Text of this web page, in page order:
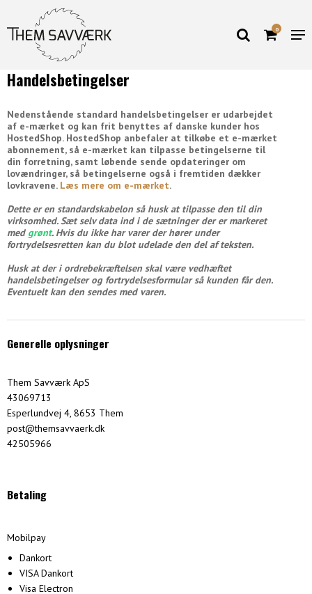
0
Handelsbetingelser
Nedenstående standard handelsbetingelser er udarbejdet
af e-mærket og kan frit benyttes af danske kunder hos
HostedShop. HostedShop anbefaler at tilkøbe et e-mærket
abonnement, så e-mærket kan tilpasse betingelserne til
din forretning, samt løbende sende opdateringer om
lovændringer, så betingelserne også i fremtiden dækker
lovkravene. Læs mere om e-mærket.
Dette er en standardskabelon så husk at tilpasse den til din
virksomhed. Sæt selv data ind i de sætninger der er markeret
med grønt. Hvis du ikke har varer der hører under
fortrydelsesretten kan du blot udelade den del af teksten.
Husk at der i ordrebekræftelsen skal være vedhæftet
handelsbetingelser og fortrydelsesformular så kunden får den.
Eventuelt kan den sendes med varen.
Generelle oplysninger
Them Savværk ApS
43069713
Esperlundvej 4, 8653 Them
post@themsavvaerk.dk
42505966
Betaling
Mobilpay
Dankort
VISA Dankort
Visa Electron